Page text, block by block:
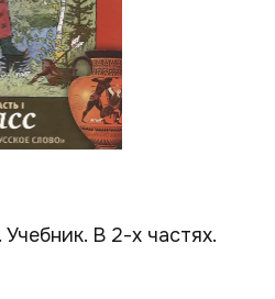
В 2-х частях.